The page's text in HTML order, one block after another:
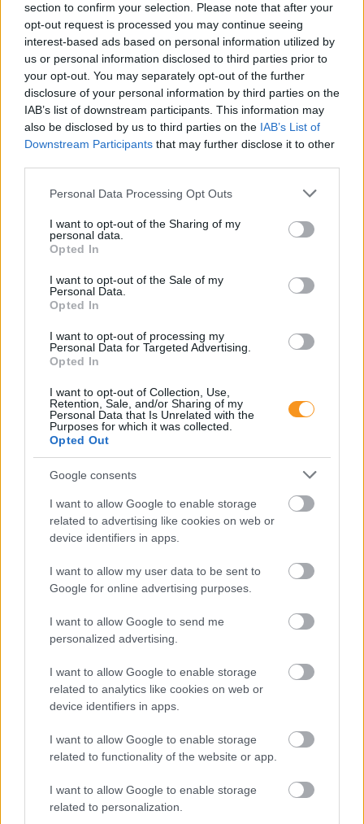
section to confirm your selection. Please note that after your
opt-out request is processed you may continue seeing
interest-based ads based on personal information utilized by
us or personal information disclosed to third parties prior to
your opt-out. You may separately opt-out of the further
disclosure of your personal information by third parties on the
IAB’s list of downstream participants. This information may
also be disclosed by us to third parties on the IAB’s List of
Downstream Participants that may further disclose it to other
Please note that this website/app uses one or more Google
not limited to your visit or usage behaviour. You may click to
grant or deny consent to Google and its third-party tags to
use your data for below specified purposes in below Google
consent section.
Personal Data Processing Opt Outs
I want to opt-out of the Sharing of my
personal data.
Opted In
I want to opt-out of the Sale of my
Personal Data.
Opted In
I want to opt-out of processing my
Personal Data for Targeted Advertising.
Opted In
I want to opt-out of Collection, Use,
Retention, Sale, and/or Sharing of my
Personal Data that Is Unrelated with the
Purposes for which it was collected.
Opted Out
Google consents
I want to allow Google to enable storage
related to advertising like cookies on web or
device identifiers in apps.
I want to allow my user data to be sent to
Google for online advertising purposes.
I want to allow Google to send me
personalized advertising.
I want to allow Google to enable storage
related to analytics like cookies on web or
device identifiers in apps.
I want to allow Google to enable storage
related to functionality of the website or app.
I want to allow Google to enable storage
related to personalization.
Mit tehetünk szülőként, ha a gyerek jó vagy éppen
rossz jegyet hozott haza a suliból? A megfelelő
dicsérettől kezdve, amotiváció fenntartásánát,
egészen akudarcélmények segítő feldolgozásáig
sok múlik azon, hogyan reagálunk. A jegyek mögött
ugyanis komoly erőfeszítés, valódi érzelmek,
készségek és tanulható stratégiák állnak,
amelyekben a szülői támogatás kulcsszerepet
lennének a harapási problémák!
A gyermekek és fiatalok körében ma már 65–75
százalékra tehető a harapási rendellenességek
aránya, vagyis szinte minden második–harmadik
gyerek érintett. A harapási problémák lassan, évek
alatt alakulnak ki, ezért nem feltűnőek, és a szülők
gyakran csak akkor veszik észre őket, amikor már
sokkal nehezebb hatékonyan
Fegyelmezés az iskolában
egyetértenek: nem szeretnék, ha a tanár kiabálna
gyermekükkel az iskolában. Ám ha egy
pedagógusnak egyszerre több, mint húsz